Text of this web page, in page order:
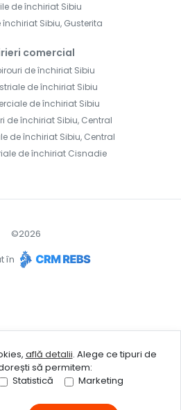
de închiriat Sibiu
închiriat Sibiu, Gusterita
comercial
de închiriat Sibiu
de închiriat Sibiu
de închiriat Sibiu
de închiriat Sibiu, Central
de închiriat Sibiu, Central
de închiriat Cisnadie
©2026
în
află detalii. Alege ce tipuri de
să permitem:
Statistică Marketing